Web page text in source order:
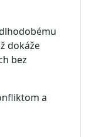
dokáže
bez
a